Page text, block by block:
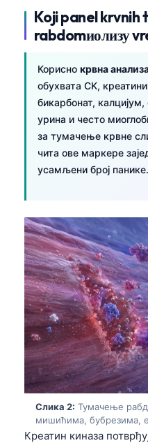
Koji panel krvnih
rabdomиолизу
Корисно крвна
обухвата CK,
бикарбонат,
урина и често
за тумачење крвне
чита ове маркере
усамљени број панике.
Слика 2: Тумачење
мишићима, бубрезима,
Креатин киназа